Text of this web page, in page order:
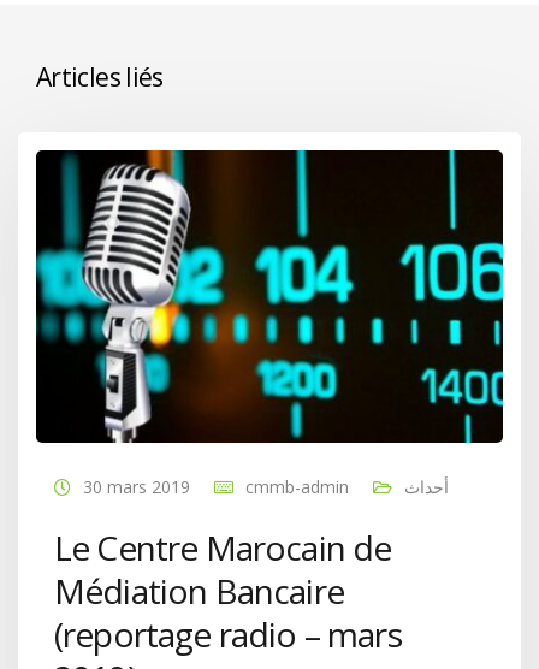
Articles liés
30 mars 2019 cmmb-admin أحداث
Le Centre Marocain de
Médiation Bancaire
(reportage radio – mars